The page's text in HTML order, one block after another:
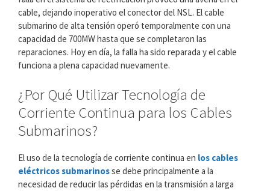
cable, dejando inoperativo el conector del NSL. El cable
submarino de alta tensión operó temporalmente con una
capacidad de 700MW hasta que se completaron las
reparaciones. Hoy en día, la falla ha sido reparada y el cable
funciona a plena capacidad nuevamente.
¿Por Qué Utilizar Tecnología de
Corriente Continua para los Cables
Submarinos?
El uso de la tecnología de corriente continua en los cables
eléctricos submarinosse debe principalmente a la
necesidad de reducir las pérdidas en la transmisión a larga